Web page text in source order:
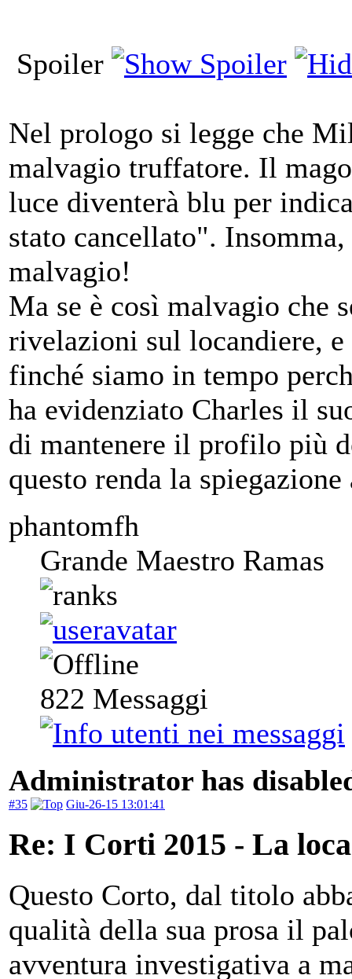
Spoiler
Nel prologo si legge che
malvagio truffatore. Il
luce diventerà blu per
stato cancellato".
malvagio!
Ma se è così malvagio che
rivelazioni sul locandiere,
finché siamo in tempo
ha evidenziato Charles il
di mantenere il profilo più
questo renda la
phantomfh
Grande Maestro Ramas
822 Messaggi
Administrator has
#35 Giu-26-15 13:01:41
Re: I Corti 2015 - La
Questo Corto, dal titolo
qualità della sua prosa il
avventura investigativa a